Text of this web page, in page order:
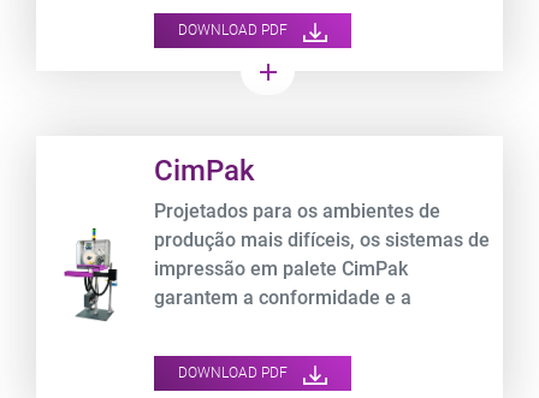
de embalagens ou etiquetagem em
vários lados.
DOWNLOAD PDF
add
CimPak
Projetados para os ambientes de
produção mais difíceis, os sistemas de
impressão em palete CimPak
garantem a conformidade e a
cadeia de fornecimento.
DOWNLOAD PDF